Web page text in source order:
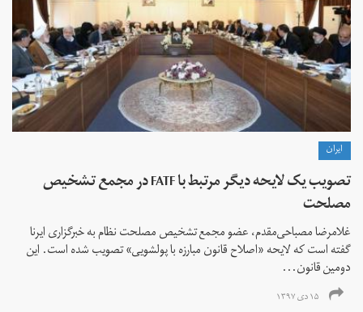
ايران
تصویب یک لایحه دیگر مرتبط با FATF در مجمع تشخیص
مصلحت
غلامرضا مصباحی‌مقدم، عضو مجمع تشخیص مصلحت نظام به خبرگزاری ایرنا
گفته است که لایحه «اصلاح قانون مبارزه با پولشویی» تصویب شده است. این
دومین قانون...
۱۵ دی ۱۳۹۷